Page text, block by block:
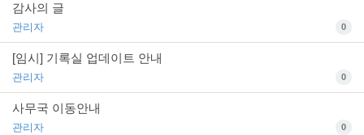
감사의 글
관리자 0
[임시] 기록실 업데이트 안내
관리자 0
사무국 이동안내
관리자 0